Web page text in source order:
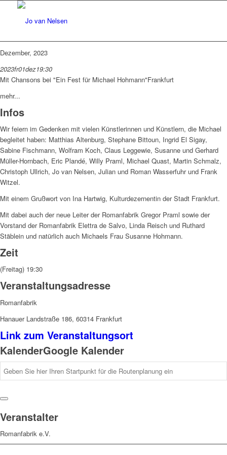
Dezember, 2023
2023fr01dez19:30
Mit Chansons bei "Ein Fest für Michael Hohmann"Frankfurt
mehr...
Infos
Wir feiern im Gedenken mit vielen Künstlerinnen und Künstlern, die Michael
begleitet haben: Matthias Altenburg, Stephane Bittoun, Ingrid El Sigay,
Sabine Fischmann, Wolfram Koch, Claus Leggewie, Susanne und Gerhard
Müller-Hornbach, Eric Plandé, Willy Praml, Michael Quast, Martin Schmalz,
Christoph Ullrich, Jo van Nelsen, Julian und Roman Wasserfuhr und Frank
Witzel.
Mit einem Grußwort von Ina Hartwig, Kulturdezernentin der Stadt Frankfurt.
Mit dabei auch der neue Leiter der Romanfabrik Gregor Praml sowie der
Vorstand der Romanfabrik Elettra de Salvo, Linda Reisch und Ruthard
Stäblein und natürlich auch Michaels Frau Susanne Hohmann.
Zeit
(Freitag) 19:30
Veranstaltungsadresse
Romanfabrik
Hanauer Landstraße 186, 60314 Frankfurt
Link zum Veranstaltungsort
KalenderGoogle Kalender
Veranstalter
Romanfabrik e.V.